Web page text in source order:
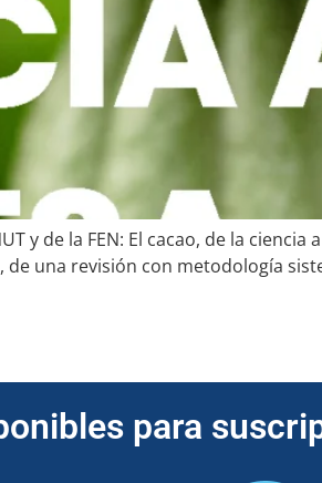
y de la FEN: El cacao, de la ciencia
una revisión con metodología
para